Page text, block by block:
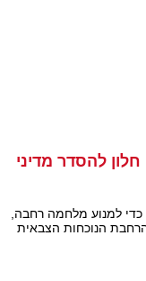
להסדר מדיני
כדי למנוע מלחמה רחבה,
הנוכחות הצבאית